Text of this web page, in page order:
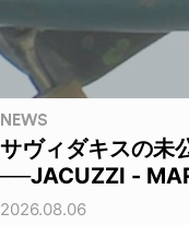
NEWS
サヴィダキスの未
──JACUZZI -
2026.08.06